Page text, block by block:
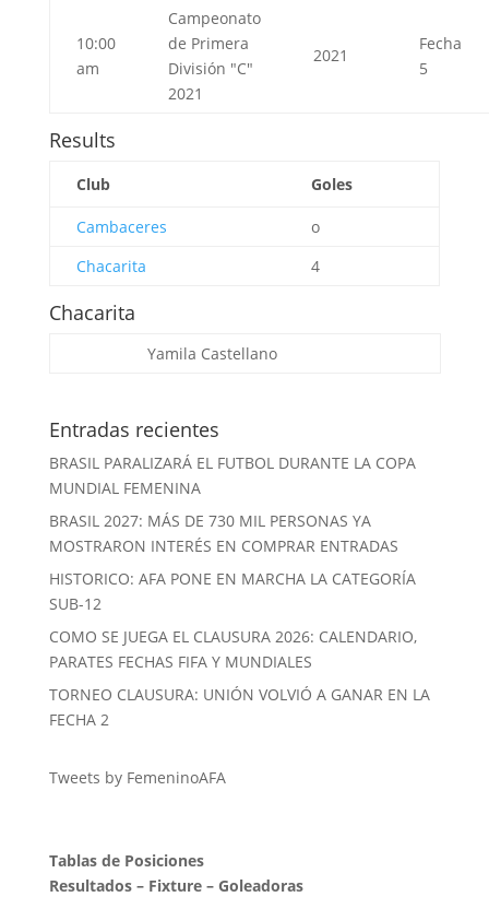
10:00
am
Campeonato
de Primera
División "C"
2021
2021
Fecha
5
Results
Club Goles
Cambaceres
o
Chacarita
4
Chacarita
Yamila Castellano
Entradas recientes
BRASIL PARALIZARÁ EL FUTBOL DURANTE LA COPA
MUNDIAL FEMENINA
BRASIL 2027: MÁS DE 730 MIL PERSONAS YA
MOSTRARON INTERÉS EN COMPRAR ENTRADAS
HISTORICO: AFA PONE EN MARCHA LA CATEGORÍA
SUB-12
COMO SE JUEGA EL CLAUSURA 2026: CALENDARIO,
PARATES FECHAS FIFA Y MUNDIALES
TORNEO CLAUSURA: UNIÓN VOLVIÓ A GANAR EN LA
FECHA 2
Tweets by FemeninoAFA
Tablas de Posiciones
Resultados– Fixture– Goleadoras